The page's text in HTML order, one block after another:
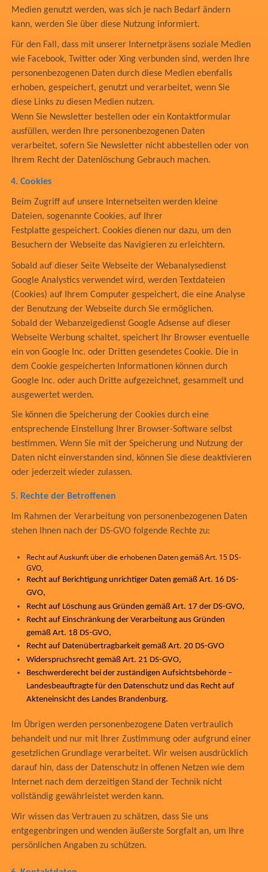
Medien genutzt werden, was sich je nach Bedarf ändern
kann, werden Sie über diese Nutzung informiert.
Für den Fall, dass mit unserer Internetpräsens soziale Medien
wie Facebook, Twitter oder Xing verbunden sind, werden Ihre
personenbezogenen Daten durch diese Medien ebenfalls
erhoben, gespeichert, genutzt und verarbeitet, wenn Sie
diese Links zu diesen Medien nutzen.
Wenn Sie Newsletter bestellen oder ein Kontaktformular
ausfüllen, werden Ihre personenbezogenen Daten
verarbeitet, sofern Sie Newsletter nicht abbestellen oder von
Ihrem Recht der Datenlöschung Gebrauch machen.
4.Cookies
Beim Zugriff auf unsere Internetseiten werden kleine
Dateien, sogenannte Cookies, auf Ihrer
Festplatte gespeichert. Cookies dienen nur dazu, um den
Besuchern der Webseite das Navigieren zu erleichtern.
Sobald auf dieser Seite Webseite der Webanalysedienst
Google Analystics verwendet wird, werden Textdateien
(Cookies) auf Ihrem Computer gespeichert, die eine Analyse
der Benutzung der Webseite durch Sie ermöglichen.
Sobald der Webanzeigedienst Google Adsense auf dieser
Webseite Werbung schaltet, speichert Ihr Browser eventuelle
ein von Google Inc. oder Dritten gesendetes Cookie. Die in
dem Cookie gespeicherten Informationen können durch
Google Inc. oder auch Dritte aufgezeichnet, gesammelt und
ausgewertet werden.
Sie können die Speicherung der Cookies durch eine
entsprechende Einstellung Ihrer Browser-Software selbst
bestimmen. Wenn Sie mit der Speicherung und Nutzung der
Daten nicht einverstanden sind, können Sie diese deaktivieren
oder jederzeit wieder zulassen.
5. Rechte der Betroffenen
Im Rahmen der Verarbeitung von personenbezogenen Daten
stehen Ihnen nach der DS-GVO folgende Rechte zu:
Recht auf Auskunft über die erhobenen Daten gemäß Art. 15 DS-
GVO,
Recht auf Berichtigung unrichtiger Daten gemäß Art. 16 DS-
GVO,
Recht auf Löschung aus Gründen gemäß Art. 17 der DS-GVO,
Recht auf Einschränkung der Verarbeitung aus Gründen
gemäß Art. 18 DS-GVO,
Recht auf Datenübertragbarkeit gemäß Art. 20 DS-GVO
Widerspruchsrecht gemäß Art. 21 DS-GVO,
Beschwerderecht bei der zuständigen Aufsichtsbehörde –
Landesbeauftragte für den Datenschutz und das Recht auf
Akteneinsicht des Landes Brandenburg.
Im Übrigen werden personenbezogene Daten vertraulich
behandelt und nur mit Ihrer Zustimmung oder aufgrund einer
gesetzlichen Grundlage verarbeitet. Wir weisen ausdrücklich
darauf hin, dass der Datenschutz in offenen Netzen wie dem
Internet nach dem derzeitigen Stand der Technik nicht
vollständig gewährleistet werden kann.
Wir wissen das Vertrauen zu schätzen, dass Sie uns
entgegenbringen und wenden äußerste Sorgfalt an, um Ihre
persönlichen Angaben zu schützen.